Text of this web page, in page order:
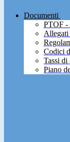
Documenti
PTOF -
Codici
Tassi di
Piano